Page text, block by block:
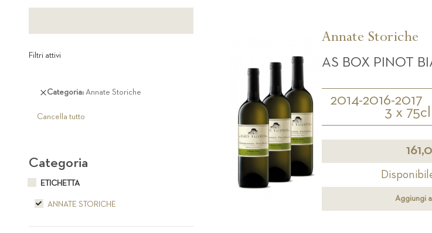
Annate Storiche
AS BOX PINOT
2014-2016-2017
3 x 75cl
Aggiungi
Filtri attivi
Categoria Annate Storiche
Rimuovi
articolo
Cancella tutto
Categoria
ETICHETTA
ANNATE STORICHE